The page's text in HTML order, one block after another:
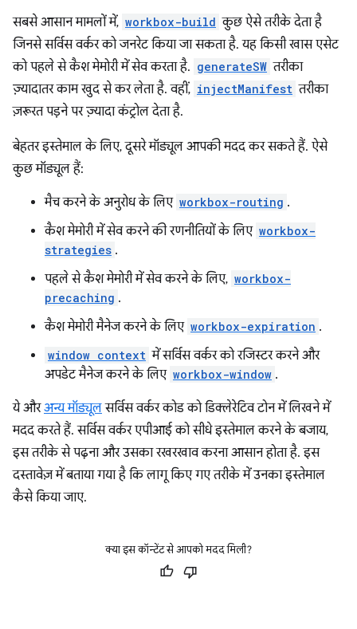
सबसे आसान मामलों में, workbox-build कुछ ऐसे तरीके देता है
जिनसे सर्विस वर्कर को जनरेट किया जा सकता है. यह किसी खास एसेट
को पहले से कैश मेमोरी में सेव करता है. generateSW तरीका
ज़्यादातर काम खुद से कर लेता है. वहीं, injectManifest तरीका
ज़रूरत पड़ने पर ज़्यादा कंट्रोल देता है.
बेहतर इस्तेमाल के लिए, दूसरे मॉड्यूल आपकी मदद कर सकते हैं. ऐसे
कुछ मॉड्यूल हैं:
मैच करने के अनुरोध के लिए workbox-routing .
कैश मेमोरी में सेव करने की रणनीतियों के लिए workbox-
strategies .
पहले से कैश मेमोरी में सेव करने के लिए, workbox-
precaching .
कैश मेमोरी मैनेज करने के लिए workbox-expiration .
window context में सर्विस वर्कर को रजिस्टर करने और
अपडेट मैनेज करने के लिए workbox-window .
ये औरअन्य मॉड्यूलसर्विस वर्कर कोड को डिक्लेरेटिव टोन में लिखने में
मदद करते हैं. सर्विस वर्कर एपीआई को सीधे इस्तेमाल करने के बजाय,
इस तरीके से पढ़ना और उसका रखरखाव करना आसान होता है. इस
दस्तावेज़ में बताया गया है कि लागू किए गए तरीके में उनका इस्तेमाल
कैसे किया जाए.
क्या इस कॉन्टेंट से आपको मदद मिली?